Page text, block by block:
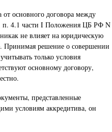
основного договора между
п. 4.1 части I Положения ЦБ РФ N
не влияет на юридическую
Принимая решение о совершении
только условия
основному договору,
представленные
условиям аккредитива, он